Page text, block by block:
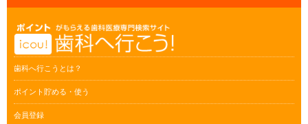
歯科へ行こうとは？
ポイント貯める・使う
会員登録